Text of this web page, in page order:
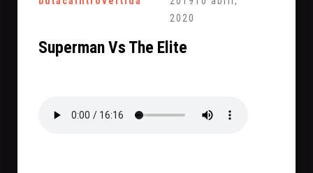
2020
Superman Vs The Elite